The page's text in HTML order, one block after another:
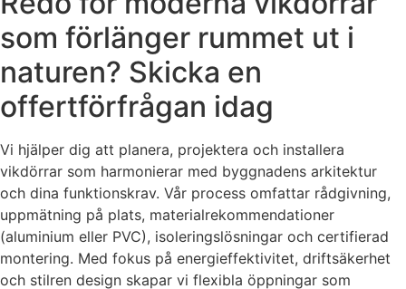
som förlänger rummet ut i
naturen? Skicka en
offertförfrågan idag
Vi hjälper dig att planera, projektera och installera
vikdörrar som harmonierar med byggnadens arkitektur
och dina funktionskrav. Vår process omfattar rådgivning,
uppmätning på plats, materialrekommendationer
(aluminium eller PVC), isoleringslösningar och certifierad
montering. Med fokus på energieffektivitet, driftsäkerhet
och stilren design skapar vi flexibla öppningar som